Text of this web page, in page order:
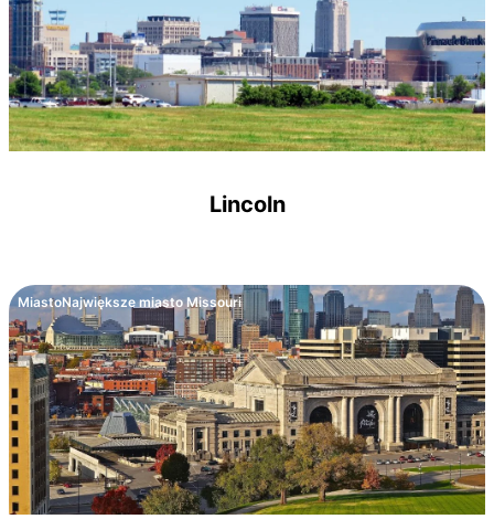
Lincoln
MiastoNajwiększe miasto Missouri